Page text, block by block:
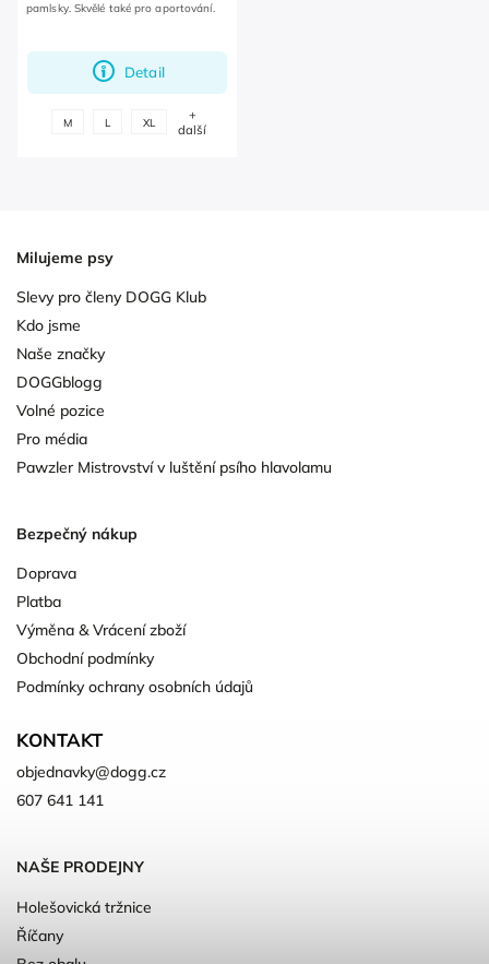
Detail
pamlsky. Skvělé také pro aportování.
M L XL
+
další
Milujeme psy
Slevy pro členy DOGG Klub
Kdo jsme
Naše značky
DOGGblogg
Volné pozice
Pro média
Pawzler Mistrovství v luštění psího hlavolamu
Bezpečný nákup
Doprava
Platba
Výměna & Vrácení zboží
Obchodní podmínky
Podmínky ochrany osobních údajů
KONTAKT
objednavky@dogg.cz
607 641 141
NAŠE PRODEJNY
Holešovická tržnice
Říčany